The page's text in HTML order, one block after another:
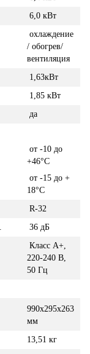
6,0 кВт
охлаждение
/ обогрев/
вентиляция
1,63кВт
1,85 кВт
да
от -10 до
+46°С
от -15 до +
18°С
R-32
36 дБ
Класс А+,
220-240 В,
50 Гц
990x295x263
мм
13,51 кг